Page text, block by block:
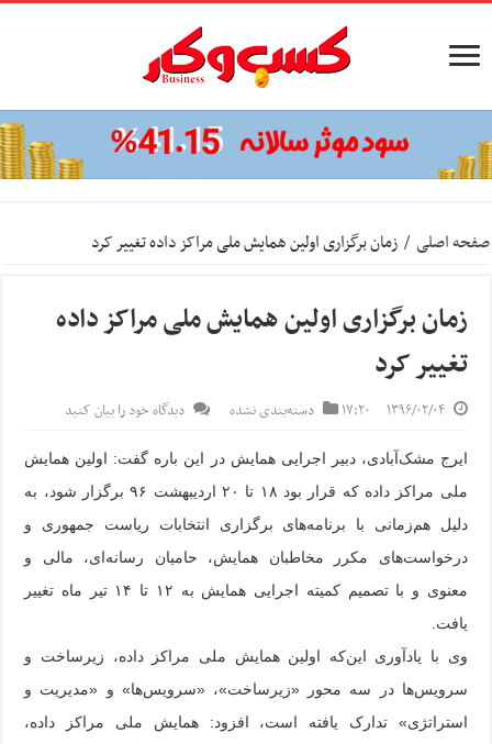
صفحه اصلی / زمان برگزاری اولین همایش ملی مراکز داده تغییر کرد
زمان برگزاری اولین همایش ملی مراکز داده
تغییر کرد
۱۳۹۶/۰۲/۰۴ ۱۷:۲۰ دسته‌بندی نشده دیدگاه خود را بیان کنید
ایرج مشک‌آبادی، دبیر اجرایی همایش در این باره گفت: اولین همایش
ملی مراکز داده که قرار بود ۱۸ تا ۲۰ اردیبهشت ۹۶ برگزار شود، به
دلیل هم‌زمانی با برنامه‌های برگزاری انتخابات ریاست جمهوری و
درخواست‌های مکرر مخاطبان همایش، حامیان رسانه‌ای، مالی و
معنوی و با تصمیم کمیته اجرایی همایش به ۱۲ تا ۱۴ تیر ماه تغییر
یافت.
وی با یادآوری این‌که اولین همایش ملی مراکز داده، زیرساخت و
سرویس‌ها در سه محور «زیرساخت»، «سرویس‌ها» و «مدیریت و
استراتژی» تدارک یافته است، افزود: همایش ملی مراکز داده،